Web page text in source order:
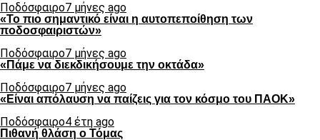
Ποδόσφαιρο7 μήνες ago
«Το πιο σημαντικό είναι η αυτοπεποίθηση των
ποδοσφαιριστών»
Ποδόσφαιρο7 μήνες ago
«Πάμε να διεκδικήσουμε την οκτάδα»
Ποδόσφαιρο7 μήνες ago
«Είναι απόλαυση να παίζεις για τον κόσμο του ΠΑΟΚ»
Ποδόσφαιρο4 έτη ago
Πιθανή θλάση ο Τόμας